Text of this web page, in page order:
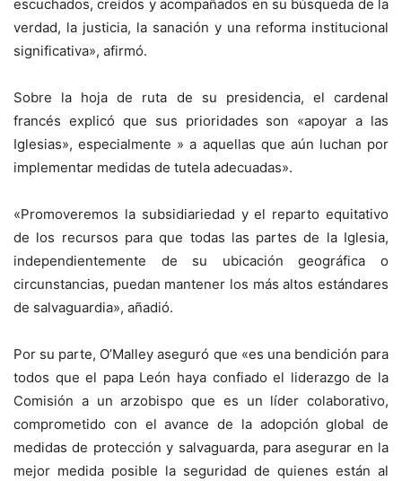
escuchados, creídos y acompañados en su búsqueda de la
verdad, la justicia, la sanación y una reforma institucional
significativa», afirmó.
Sobre la hoja de ruta de su presidencia, el cardenal
francés explicó que sus prioridades son «apoyar a las
Iglesias», especialmente » a aquellas que aún luchan por
implementar medidas de tutela adecuadas».
«Promoveremos la subsidiariedad y el reparto equitativo
de los recursos para que todas las partes de la Iglesia,
independientemente de su ubicación geográfica o
circunstancias, puedan mantener los más altos estándares
de salvaguardia», añadió.
Por su parte, O’Malley aseguró que «es una bendición para
todos que el papa León haya confiado el liderazgo de la
Comisión a un arzobispo que es un líder colaborativo,
comprometido con el avance de la adopción global de
medidas de protección y salvaguarda, para asegurar en la
mejor medida posible la seguridad de quienes están al